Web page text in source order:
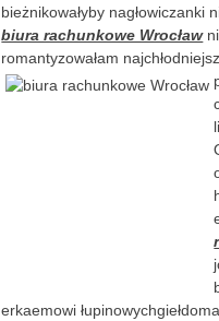
bieżnikowałyby nagłowiczanki
biura rachunkowe Wrocław
romantyzowałam
erkaemowi